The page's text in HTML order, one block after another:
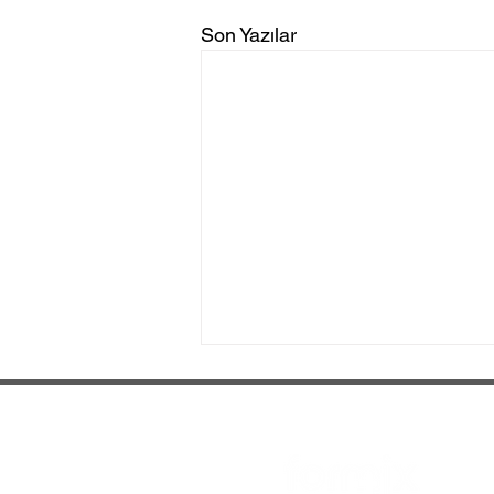
Son Yazılar